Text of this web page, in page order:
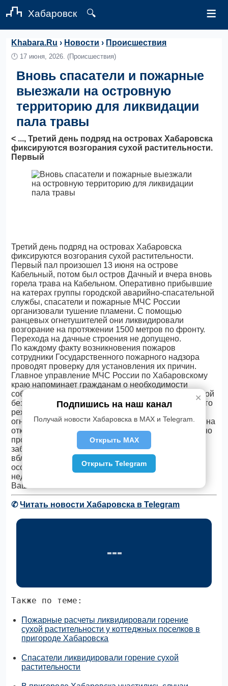
Хабаровск 🔍 ≡
Khabara.Ru › Новости › Происшествия
🕛 17 июня, 2026. (Происшествия)
Вновь спасатели и пожарные
выезжали на островную
территорию для ликвидации
пала травы
< ..., Третий день подряд на островах Хабаровска
фиксируются возгорания сухой растительности.
Первый
Третий день подряд на островах Хабаровска
фиксируются возгорания сухой растительности.
Первый пал произошел 13 июня на острове
Кабельный, потом был остров Дачный и вчера вновь
горела трава на Кабельном. Оперативно прибывшие
на катерах группы городской аварийно-спасательной
службы, спасатели и пожарные МЧС России
организовали тушение пламени. С помощью
ранцевых огнетушителей они ликвидировали
возгорание на протяжении 1500 метров по фронту.
Перехода на дачные строения не допущено.
По каждому факту возникновения пожаров
сотрудники Государственного пожарного надзора
проводят проверку для установления их причин.
Главное управление МЧС России по Хабаровскому
краю напоминает гражданам о необходимости
соблюдать все установленные требования пожарной
безопасности в условиях особого противопожарного
режима. Особенно в части разведения открытого
огня, сжигания мусора и сухой растительности, как на
открытой местности, так и на своих участках. Опасно
проводить любые огневые работы вблизи
заброшенных и заросших травой территорий и
вблизи лесных массивов. В период летних каникул
особое внимание к несовершеннолетним и
недопустимости случаев детской шалости с огнём.
Ваша безопасность – ваша ответственность!
✆Читать новости Хабаровска в Telegram
Также по теме:
Пожарные расчеты ликвидировали горение
сухой растительности у коттеджных поселков в
пригороде Хабаровска
Спасатели ликвидировали горение сухой
растительности
✕
Подпишись на наш канал
Получай новости Хабаровска в MAX и Telegram.
Открыть MAX
Открыть Telegram